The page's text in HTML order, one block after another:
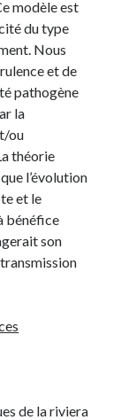
modèle est
du type
Nous
et de
pathogène
la
ou
théorie
l’évolution
et le
bénéfice
son
de la riviera